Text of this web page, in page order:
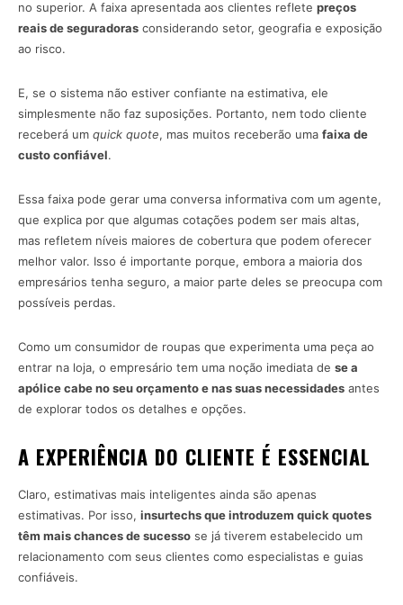
no superior. A faixa apresentada aos clientes reflete preços
reais de seguradoras considerando setor, geografia e exposição
ao risco.
E, se o sistema não estiver confiante na estimativa, ele
simplesmente não faz suposições. Portanto, nem todo cliente
receberá um quick quote, mas muitos receberão uma faixa de
custo confiável.
Essa faixa pode gerar uma conversa informativa com um agente,
que explica por que algumas cotações podem ser mais altas,
mas refletem níveis maiores de cobertura que podem oferecer
melhor valor. Isso é importante porque, embora a maioria dos
empresários tenha seguro, a maior parte deles se preocupa com
possíveis perdas.
Como um consumidor de roupas que experimenta uma peça ao
entrar na loja, o empresário tem uma noção imediata de se a
apólice cabe no seu orçamento e nas suas necessidades antes
de explorar todos os detalhes e opções.
A EXPERIÊNCIA DO CLIENTE É ESSENCIAL
Claro, estimativas mais inteligentes ainda são apenas
estimativas. Por isso, insurtechs que introduzem quick quotes
têm mais chances de sucesso se já tiverem estabelecido um
relacionamento com seus clientes como especialistas e guias
confiáveis.